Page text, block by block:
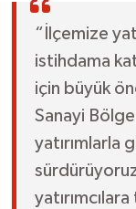
“İlçemize
istihdama
için büyük
Sanayi
yatırımlarla